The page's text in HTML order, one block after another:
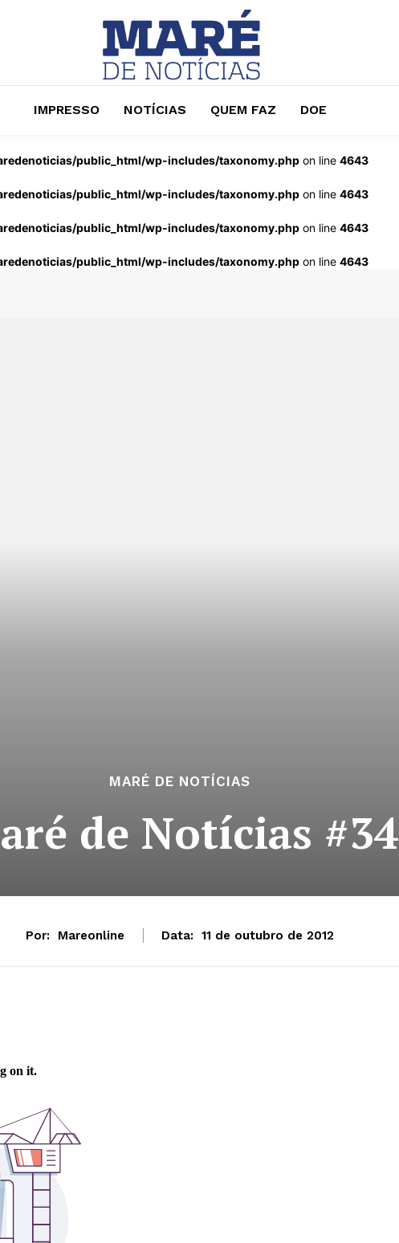
IMPRESSO NOTÍCIAS QUEM FAZ DOE
public_html/wp-includes/taxonomy.php on line 4643
public_html/wp-includes/taxonomy.php on line 4643
public_html/wp-includes/taxonomy.php on line 4643
public_html/wp-includes/taxonomy.php on line 4643
MARÉ DE NOTÍCIAS
de Notícias #34
Por: Mareonline Data: 11 de outubro de 2012